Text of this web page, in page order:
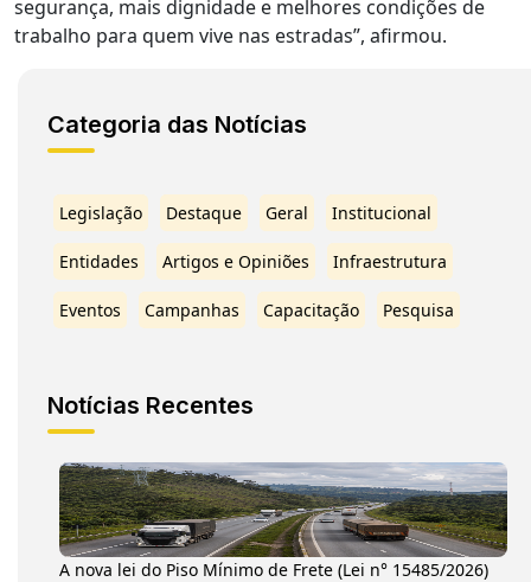
segurança, mais dignidade e melhores condições de
trabalho para quem vive nas estradas”, afirmou.
Categoria das Notícias
Legislação Destaque Geral Institucional
Entidades Artigos e Opiniões Infraestrutura
Eventos Campanhas Capacitação Pesquisa
Notícias Recentes
A nova lei do Piso Mínimo de Frete (Lei n° 15485/2026)